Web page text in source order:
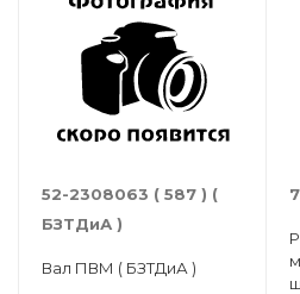
52-2308063 ( 587 ) (
БЗТДиА )
Вал ПВМ ( БЗТДиА )